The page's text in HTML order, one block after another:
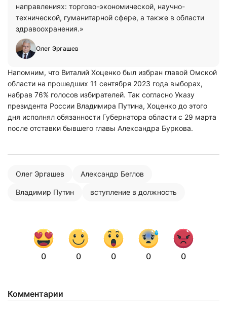
направлениях: торгово-экономической, научно-
технической, гуманитарной сфере, а также в области
здравоохранения.»
Олег Эргашев
Напомним, что Виталий Хоценко был избран главой Омской
области на прошедших 11 сентября 2023 года выборах,
набрав 76% голосов избирателей. Так согласно Указу
президента России Владимира Путина, Хоценко до этого
дня исполнял обязанности Губернатора области с 29 марта
после отставки бывшего главы Александра Буркова.
Олег Эргашев Александр Беглов
Владимир Путин вступление в должность
0 0 0 0 0
Комментарии